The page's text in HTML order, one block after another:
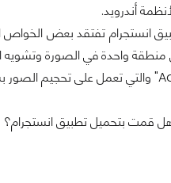
أندرويد.
منطقة واحدة في الصورة
هل قمت بتحميل تطبيق انستجرام؟